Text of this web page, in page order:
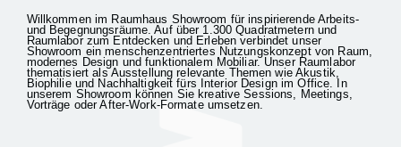
Willkommen im Raumhaus Showroom für inspirierende Arbeits-
und Begegnungsräume. Auf über 1.300 Quadratmetern und
Raumlabor zum Entdecken und Erleben verbindet unser
Showroom ein menschenzentriertes Nutzungskonzept von Raum,
modernes Design und funktionalem Mobiliar. Unser Raumlabor
thematisiert als Ausstellung relevante Themen wie Akustik,
Biophilie und Nachhaltigkeit fürs Interior Design im Office. In
unserem Showroom können Sie kreative Sessions, Meetings,
Vorträge oder After-Work-Formate umsetzen.